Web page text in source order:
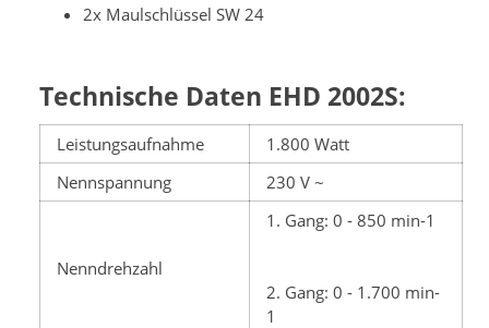
2x Maulschlüssel SW 24
Technische Daten EHD 2002S:
Leistungsaufnahme
1.800 Watt
Nennspannung
230 V ~
Nenndrehzahl
1. Gang: 0 - 850 min-1
2. Gang: 0 - 1.700 min-
1